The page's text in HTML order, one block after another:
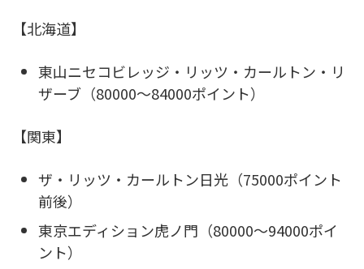
【北海道】
東山ニセコビレッジ・リッツ・カールトン・リ
ザーブ（80000～84000ポイント）
【関東】
ザ・リッツ・カールトン日光（75000ポイント
前後）
東京エディション虎ノ門（80000～94000ポイ
ント）